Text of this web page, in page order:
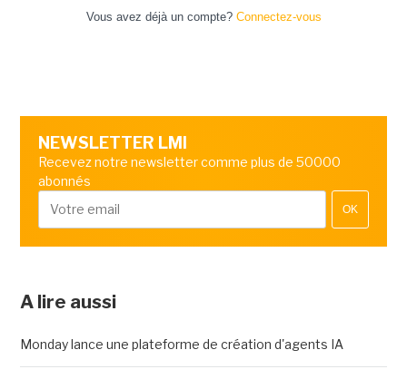
Vous avez déjà un compte? Connectez-vous
NEWSLETTER LMI
Recevez notre newsletter comme plus de 50000
abonnés
OK
A lire aussi
Monday lance une plateforme de création d'agents IA